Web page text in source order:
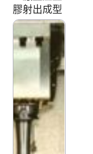
膠射出成型